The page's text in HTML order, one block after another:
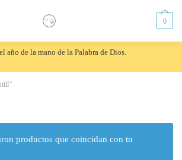
0
año de la mano de la Palabra de Dios.
productos que coincidan con tu